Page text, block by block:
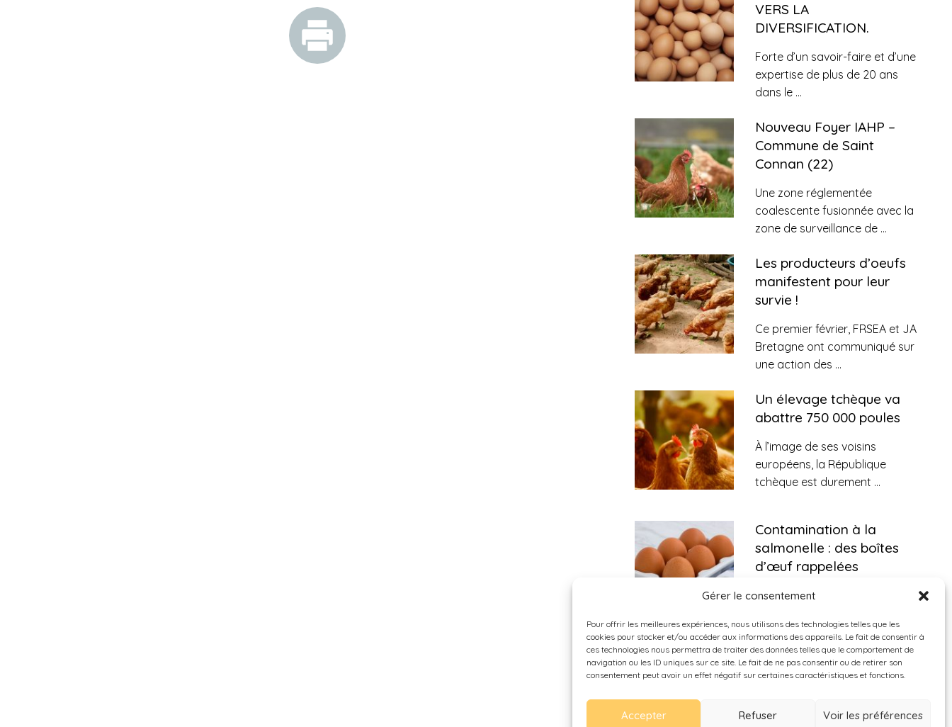
Gérer le consentement
Pour offrir les meilleures expériences, nous utilisons des technologies telles que les
cookies pour stocker et/ou accéder aux informations des appareils. Le fait de consentir à
ces technologies nous permettra de traiter des données telles que le comportement de
navigation ou les ID uniques sur ce site. Le fait de ne pas consentir ou de retirer son
consentement peut avoir un effet négatif sur certaines caractéristiques et fonctions.
Accepter Refuser Voir les préférences
VERS LA
DIVERSIFICATION.
Forte d’un savoir-faire et d’une
expertise de plus de 20 ans
dans le ...
Nouveau Foyer IAHP –
Commune de Saint
Connan (22)
Une zone réglementée
coalescente fusionnée avec la
zone de surveillance de ...
Les producteurs d’oeufs
manifestent pour leur
survie !
Ce premier février, FRSEA et JA
Bretagne ont communiqué sur
une action des ...
Un élevage tchèque va
abattre 750 000 poules
À l’image de ses voisins
européens, la République
tchèque est durement ...
Contamination à la
salmonelle : des boîtes
d’œuf rappelées
la France
Plusieurs lots d’œufs,
commercialisés le mois dernier, présentent un...